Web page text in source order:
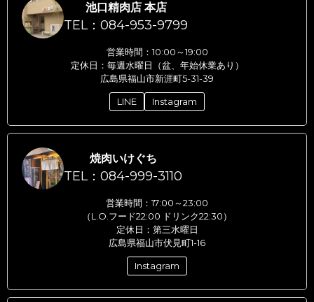
池口精肉店 本店
TEL：084-953-9799
営業時間：10:00～19:00
定休日：毎週水曜日（盆、年始休業あり）
広島県福山市新涯町5-31-39
LINE Instagram
焼肉いけぐち
TEL：084-999-3110
営業時間：17:00～23:00
（L.O.フード22:00 ドリンク22:30）
定休日：第三水曜日
広島県福山市伏見町1-16
Instagram